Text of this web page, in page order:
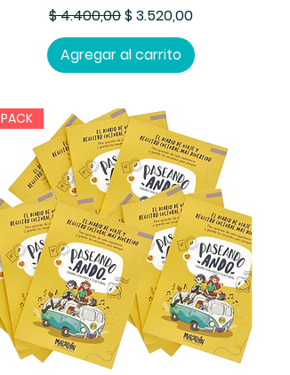
Precio
$ 4.400,00Precio de oferta
$ 3.520,00
Agregar al carrito
PACK